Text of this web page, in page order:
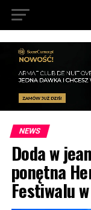
NEWS
Doda w
ponętna
Festiwalu